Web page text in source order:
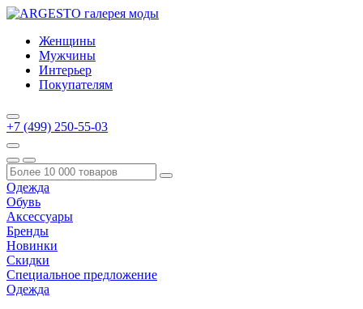
Женщины
Мужчины
Интерьер
Покупателям
+7 (499) 250-55-03
Одежда
Обувь
Аксессуары
Бренды
Новинки
Скидки
Специальное предложение
Одежда